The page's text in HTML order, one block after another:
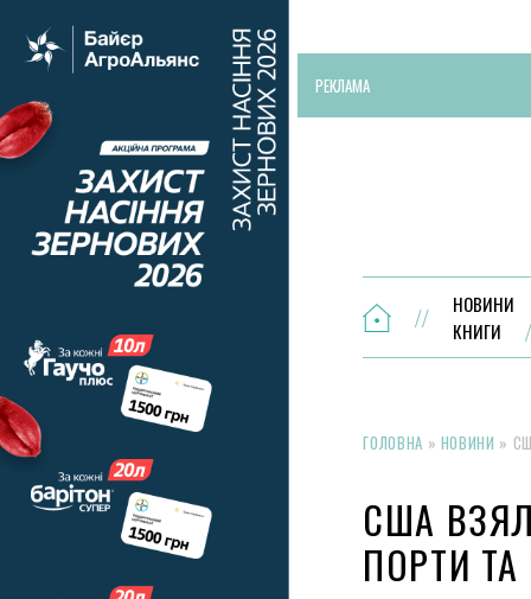
РЕКЛАМА
НОВИНИ
КНИГИ
ГОЛОВНА » НОВИНИ »
США
ПОРТИ